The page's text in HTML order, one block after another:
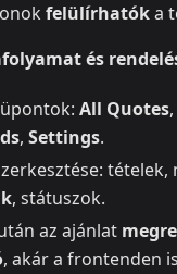
felülírhatóka
és
All Quotes,
, Settings.
tételek,
, státuszok.
az ajánlat
, akár a frontenden is